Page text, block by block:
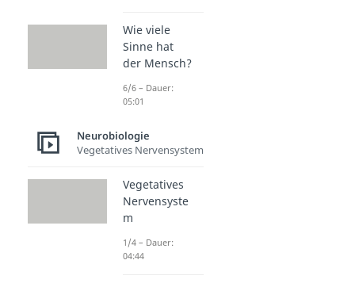
Wie viele
Sinne hat
der Mensch?
6/6 – Dauer:
05:01
Neurobiologie
Vegetatives Nervensystem
Vegetatives
Nervensyste
m
1/4 – Dauer:
04:44